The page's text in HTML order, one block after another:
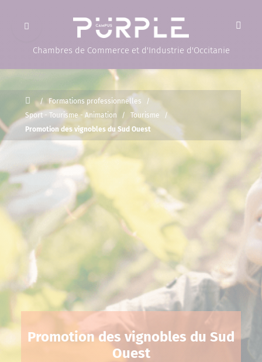
Ouvrir le menu
Chambres de Commerce et d'Industrie d'Occitanie
Accueil
/ Formations professionnelles
/
Sport - Tourisme - Animation
/ Tourisme
/
Promotion des vignobles du Sud Ouest
Promotion des vignobles du Sud
Ouest